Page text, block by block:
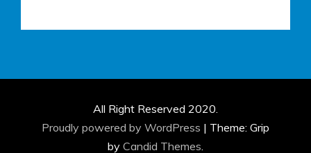
All Right Reserved 2020.
Proudly powered by WordPress | Theme: Grip
by Candid Themes.